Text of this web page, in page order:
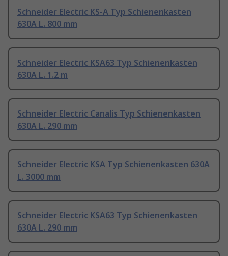
Schneider Electric KS-A Typ Schienenkasten
630A L. 800 mm
Schneider Electric KSA63 Typ Schienenkasten
630A L. 1.2 m
Schneider Electric Canalis Typ Schienenkasten
630A L. 290 mm
Schneider Electric KSA Typ Schienenkasten 630A
L. 3000 mm
Schneider Electric KSA63 Typ Schienenkasten
630A L. 290 mm